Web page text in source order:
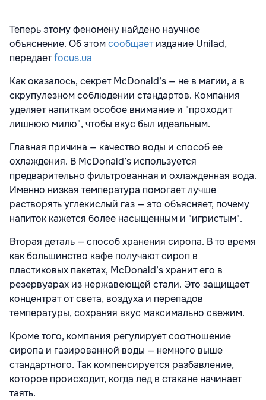
Теперь этому феномену найдено научное
объяснение. Об этомсообщает издание Unilad,
передаетfocus.ua
Как оказалось, секрет McDonald’s — не в магии, а в
скрупулезном соблюдении стандартов. Компания
уделяет напиткам особое внимание и "проходит
лишнюю милю", чтобы вкус был идеальным.
Главная причина — качество воды и способ ее
охлаждения. В McDonald’s используется
предварительно фильтрованная и охлажденная вода.
Именно низкая температура помогает лучше
растворять углекислый газ — это объясняет, почему
напиток кажется более насыщенным и "игристым".
Вторая деталь — способ хранения сиропа. В то время
как большинство кафе получают сироп в
пластиковых пакетах, McDonald’s хранит его в
резервуарах из нержавеющей стали. Это защищает
концентрат от света, воздуха и перепадов
температуры, сохраняя вкус максимально свежим.
Кроме того, компания регулирует соотношение
сиропа и газированной воды — немного выше
стандартного. Так компенсируется разбавление,
которое происходит, когда лед в стакане начинает
таять.